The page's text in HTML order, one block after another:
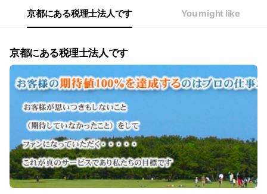
京都にある税理士法人です You might like
京都にある税理士法人です